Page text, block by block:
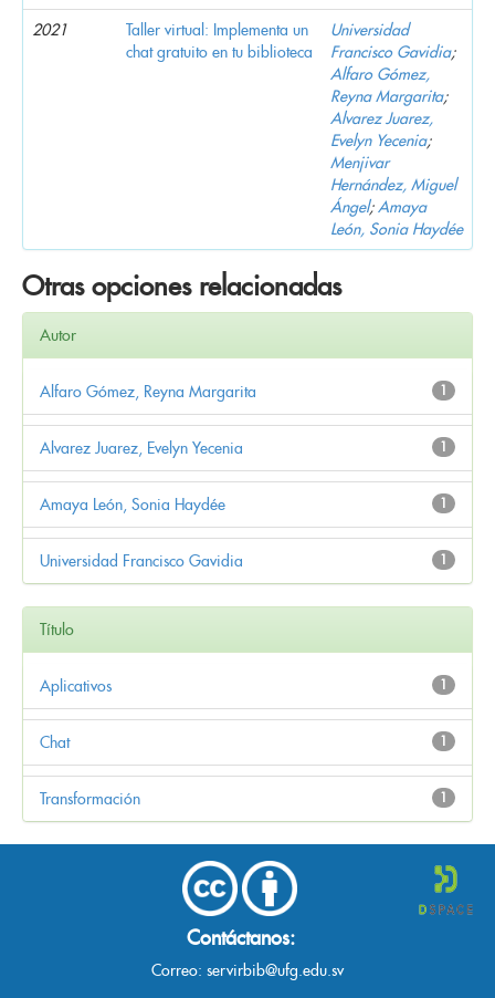
2021
Taller virtual: Implementa un
chat gratuito en tu biblioteca
Universidad
Francisco Gavidia;
Alfaro Gómez,
Reyna Margarita;
Alvarez Juarez,
Evelyn Yecenia;
Menjivar
Hernández, Miguel
Ángel; Amaya
León, Sonia Haydée
Otras opciones relacionadas
Autor
1
Alfaro Gómez, Reyna Margarita
1
Alvarez Juarez, Evelyn Yecenia
1
Amaya León, Sonia Haydée
1
Universidad Francisco Gavidia
Título
1
Aplicativos
1
Chat
1
Transformación
Contáctanos:
Correo: servirbib@ufg.edu.sv